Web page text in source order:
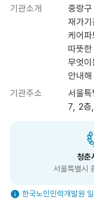
기관소개
중랑
재가기
케어
따뜻
무엇이
안내
기관주소
서울
7, 2층
청춘
서울특별시
한국노인인력개발원